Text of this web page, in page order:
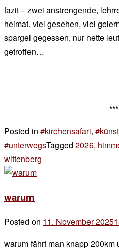
fazit – zwei anstrengende,
heimat. viel gesehen, viel
spargel gegessen, nur nette
getroffen…
***
Posted in #kirchensafari,
#unterwegsTagged 2026,
wittenberg
in
wittenberg
warum
Posted on 11. November 2025
warum fährt man knapp